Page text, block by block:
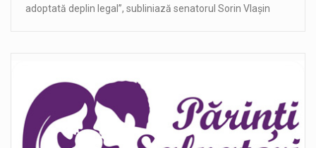
adoptată deplin legal”, subliniază senatorul Sorin Vlașin